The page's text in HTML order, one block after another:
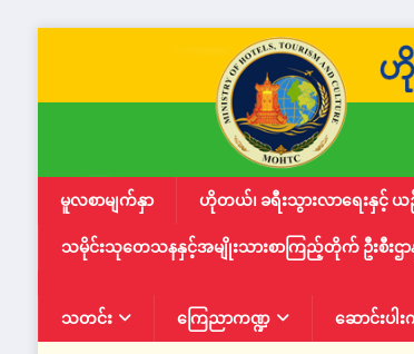
မူလစာမျက်နှာ ဟိုတယ်၊ ခရီးသွားလာရေးနှင့် ယဉ်
သမိုင်းသုတေသနနှင့်အမျိုးသားစာကြည့်တိုက် ဦးစီးဌာ
သတင်း ကြေညာကဏ္ဍ ဆောင်းပါ